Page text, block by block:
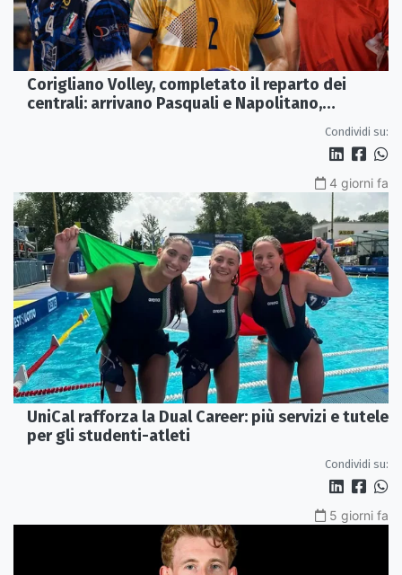
Corigliano Volley, completato il reparto dei
centrali: arrivano Pasquali e Napolitano,
Condividi su:
4 giorni fa
UniCal rafforza la Dual Career: più servizi e tutele
per gli studenti-atleti
Condividi su:
5 giorni fa